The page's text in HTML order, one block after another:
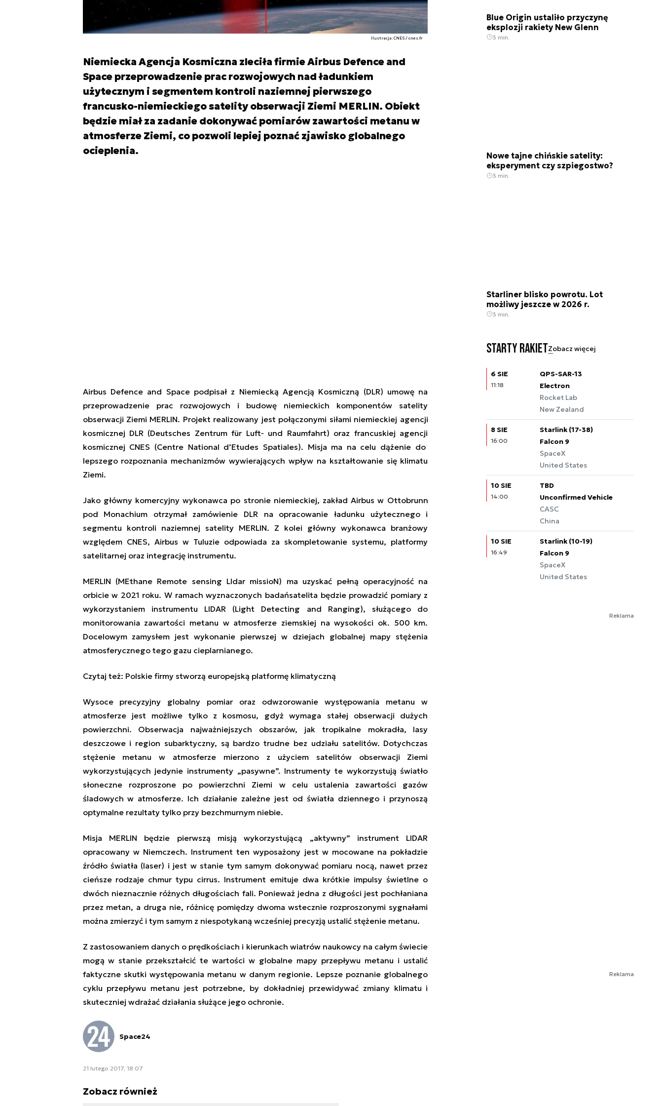
Ilustracja: CNES / cnes.fr
Niemiecka Agencja Kosmiczna zleciła firmie Airbus Defence and
Space przeprowadzenie prac rozwojowych nad ładunkiem
użytecznym i segmentem kontroli naziemnej pierwszego
francusko-niemieckiego satelity obserwacji Ziemi MERLIN. Obiekt
będzie miał za zadanie dokonywać pomiarów zawartości metanu w
atmosferze Ziemi, co pozwoli lepiej poznać zjawisko globalnego
ocieplenia.
Airbus Defence and Space podpisał z Niemiecką Agencją Kosmiczną (DLR) umowę na
przeprowadzenie prac rozwojowych i budowę niemieckich komponentów satelity
obserwacji Ziemi MERLIN. Projekt realizowany jest połączonymi siłami niemieckiej agencji
kosmicznej DLR (Deutsches Zentrum für Luft- und Raumfahrt) oraz francuskiej agencji
kosmicznej CNES (Centre National d’Etudes Spatiales). Misja ma na celu dążenie do
lepszego rozpoznania mechanizmów wywierających wpływ na kształtowanie się klimatu
Ziemi.
Jako główny komercyjnywykonawca po stronie niemieckiej, zakładAirbus w Ottobrunn
pod Monachium otrzymał zamówienie DLR na opracowanie ładunku użytecznego i
segmentu kontroli naziemnej satelity MERLIN. Z kolei głównywykonawca branżowy
względemCNES, Airbus w Tuluzie odpowiada za skompletowanie systemu, platformy
satelitarnej oraz integracjęinstrumentu.
MERLIN (MEthane Remote sensing LIdar missioN) ma uzyskać pełną operacyjność na
orbicie w 2021 roku. W ramach wyznaczonych badańsatelita będzie prowadzić pomiary z
wykorzystanieminstrumentu LIDAR (Light Detecting and Ranging), służącego do
monitorowania zawartości metanu w atmosferze ziemskiej na wysokości ok. 500 km.
Docelowym zamysłem jest wykonanie pierwszej w dziejach globalnej mapy stężenia
atmosferycznego tego gazu cieplarnianego.
Czytaj też: Polskie firmy stworzą europejską platformę klimatyczną
Wysoce precyzyjny globalny pomiar oraz odwzorowaniewystępowania metanu w
atmosferze jest możliwe tylko z kosmosu, gdyż wymaga stałej obserwacji dużych
powierzchni. Obserwacja najważniejszych obszarów, jak tropikalne mokradła, lasy
deszczowe i region subarktyczny, są bardzo trudne bez udziału satelitów. Dotychczas
stężenie metanu w atmosferze mierzono z użyciem satelitów obserwacji Ziemi
wykorzystujących jedynie instrumenty „pasywne”. Instrumenty te wykorzystują światło
słoneczne rozproszone po powierzchni Ziemi w celu ustalenia zawartości gazów
śladowych w atmosferze. Ich działanie zależne jest od światła dziennego i przynoszą
optymalne rezultaty tylko przy bezchmurnym niebie.
Misja MERLIN będzie pierwszą misją wykorzystującą „aktywny” instrument LIDAR
opracowany w Niemczech. Instrument ten wyposażony jest w mocowane na pokładzie
źródło światła (laser) i jest w stanie tym samym dokonywać pomiaru nocą, nawet przez
cieńsze rodzaje chmur typu cirrus. Instrument emituje dwa krótkie impulsy świetlne o
dwóch nieznacznie różnych długościach fali. Ponieważ jedna z długości jest pochłaniana
przez metan, a druga nie, różnicę pomiędzy dwoma wstecznie rozproszonymi sygnałami
można zmierzyć i tym samym z niespotykaną wcześniej precyzją ustalić stężenie metanu.
Z zastosowaniem danych o prędkościach i kierunkach wiatrów naukowcy na całym świecie
mogą w stanie przekształcić te wartości w globalne mapy przepływu metanu i ustalić
faktyczne skutki występowania metanu w danym regionie. Lepsze poznanie globalnego
cyklu przepływu metanu jest potrzebne, by dokładniej przewidywać zmiany klimatu i
skuteczniej wdrażać działania służące jego ochronie.
Space24
21 lutego 2017, 18:07
Zobacz również
Blue Origin ustaliło przyczynę
eksplozji rakiety New Glenn
3 min.
Nowe tajne chińskie satelity:
eksperyment czy szpiegostwo?
3 min.
Starliner blisko powrotu. Lot
możliwy jeszcze w 2026 r.
3 min.
Starty rakietZobacz więcej
6 SIE
11:18
QPS-SAR-13
Electron
Rocket Lab
New Zealand
8 SIE
16:00
Starlink (17-38)
Falcon 9
SpaceX
United States
10 SIE
14:00
TBD
Unconfirmed Vehicle
CASC
China
10 SIE
16:49
Starlink (10-19)
Falcon 9
SpaceX
United States
Reklama
Reklama